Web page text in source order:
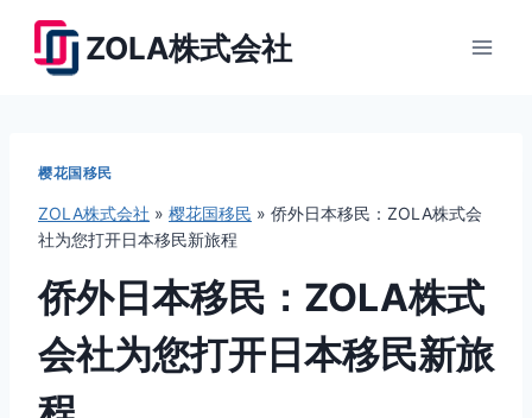
ZOLA株式会社
樱花国移民
ZOLA株式会社 » 樱花国移民 » 侨外日本移民：ZOLA株式会
社为您打开日本移民新旅程
侨外日本移民：ZOLA株式
会社为您打开日本移民新旅